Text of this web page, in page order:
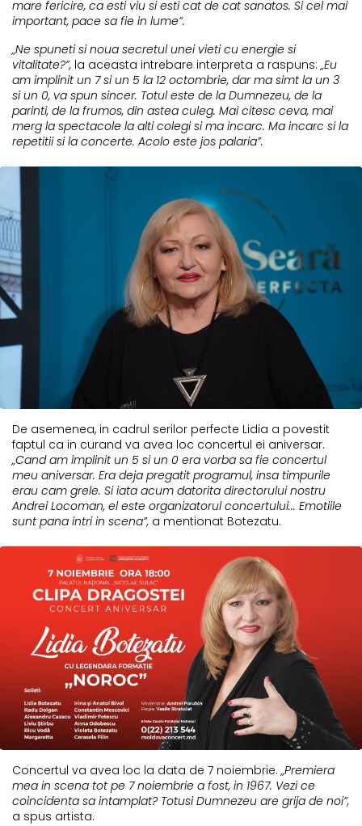
mare fericire, ca esti viu si esti cat de cat sanatos. Si cel mai
important, pace sa fie in lume”.
„Ne spuneti si noua secretul unei vieti cu energie si
vitalitate?”, la aceasta intrebare interpreta a raspuns: „Eu
am implinit un 7 si un 5 la 12 octombrie, dar ma simt la un 3
si un 0, va spun sincer. Totul este de la Dumnezeu, de la
parinti, de la frumos, din astea culeg. Mai citesc ceva, mai
merg la spectacole la alti colegi si ma incarc. Ma incarc si la
repetitii si la concerte. Acolo este jos palaria”.
De asemenea, in cadrul serilor perfecte Lidia a povestit
faptul ca in curand va avea loc concertul ei aniversar.
„Cand am implinit un 5 si un 0 era vorba sa fie concertul
meu aniversar. Era deja pregatit programul, insa timpurile
erau cam grele. Si iata acum datorita directorului nostru
Andrei Locoman, el este organizatorul concertului... Emotiile
sunt pana intri in scena”, a mentionat Botezatu.
Concertul va avea loc la data de 7 noiembrie.„Premiera
mea in scena tot pe 7 noiembrie a fost, in 1967. Vezi ce
coincidenta sa intamplat? Totusi Dumnezeu are grija de noi”,
a spus artista.